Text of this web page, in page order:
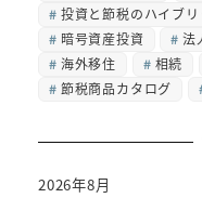
投資と節税のハイブ
暗号資産投資
法
海外移住
相続
節税商品カタログ
2026年8月